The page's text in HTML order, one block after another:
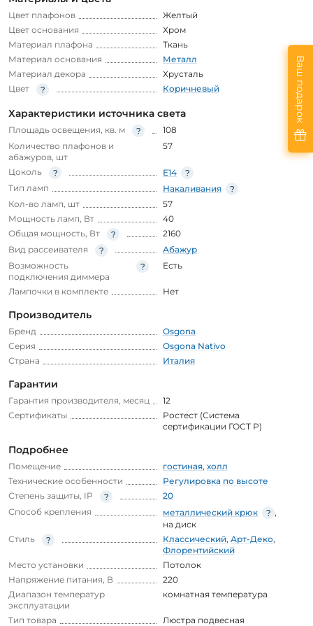
Цвет плафонов
Желтый
Цвет основания
Хром
Материал плафона
Ткань
Материал основания
Металл
Материал декора
Хрусталь
Цвет
Коричневый
Характеристики источника света
Площадь освещения, кв. м
108
Количество плафонов и
абажуров, шт
57
Цоколь
E14
Тип ламп
Накаливания
Кол-во ламп, шт
57
Мощность ламп, Вт
40
Общая мощность, Вт
2160
Вид рассеивателя
Абажур
Возможность
подключения диммера
Есть
Лампочки в комплекте Нет
Производитель
Бренд
Osgona
Серия
Osgona Nativo
Страна
Италия
Гарантии
Гарантия производителя, месяц
12
Сертификаты
Ростест (Система
сертификации ГОСТ Р)
Подробнее
Помещение гостиная, холл
Технические особенности
Регулировка по высоте
Степень защиты, IP
20
Способ крепления
металлический крюк
,
на диск
Стиль
Классический, Арт-Деко,
Флорентийский
Место установки
Потолок
Напряжение питания, В
220
Диапазон температур
эксплуатации
комнатная температура
Тип товара
Люстра подвесная
Ваш подарок